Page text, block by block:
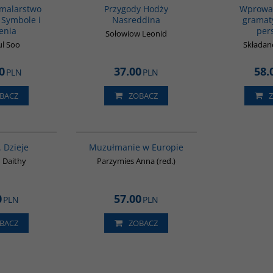
i
Soo
PLN
Przygody Hodży
Nasreddina
Sołowiow Leonid
37.00PLN
ZOBACZ
Dzieje
Daithy
PLN
Muzułmanie w Europie
Parzymies Anna (red.)
57.00PLN
ZOBACZ